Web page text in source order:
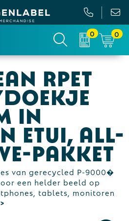
mondkapjes
en USB
0 0
rPET
in
etui, all-
pakket
van gerecycled P-9000�
een helder beeld op
tablets, monitoren